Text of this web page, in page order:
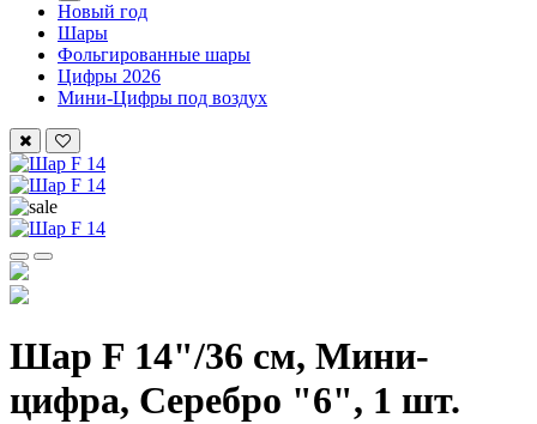
Новый год
Шары
Фольгированные шары
Цифры 2026
Мини-Цифры под воздух
Шар F 14"/36 см, Мини-
цифра, Серебро "6", 1 шт.